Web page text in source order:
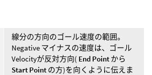
線分の方向のゴール速度の範囲。
Negative マイナスの速度は、ゴール
Velocityが反対方向( End Point から
Start Point の方)を向くように伝えま